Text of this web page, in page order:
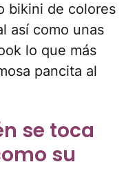
bikini de colores
así como unas
lo que más
pancita al
se toca
su